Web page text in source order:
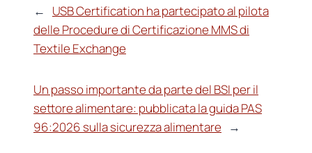
←
USB Certification ha partecipato al pilota
delle Procedure di Certificazione MMS di
Textile Exchange
Un passo importante da parte del BSI per il
settore alimentare: pubblicata la guida PAS
96:2026 sulla sicurezza alimentare
→